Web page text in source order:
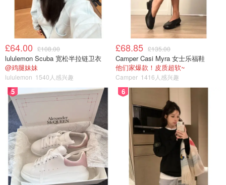
£64.00 £108.00
lululemon Scuba 宽松半拉链卫衣
@鸡腿妹妹
lululemon 1540人感兴趣
£68.85 £135.00
Camper Casi Myra 女士乐福鞋
他们家爆款！皮质超软~
Camper 1416人感兴趣
5 6